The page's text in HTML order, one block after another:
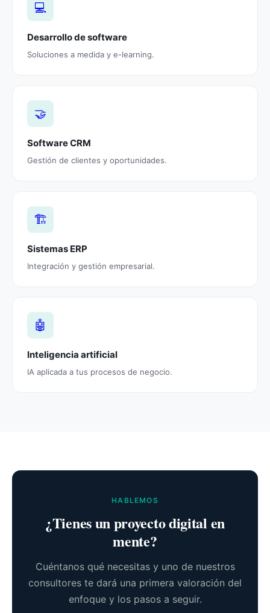
💻
Desarrollo de software
Soluciones a medida y e-learning.
🤝
Software CRM
Gestión de clientes y oportunidades.
🏗️
Sistemas ERP
Integración y gestión empresarial.
🤖
Inteligencia artificial
IA aplicada a tus procesos de negocio.
HABLEMOS
¿Tienes un proyecto digital en
mente?
Cuéntanos qué necesitas y uno de nuestros
consultores te dará una primera valoración del
enfoque y los pasos a seguir.